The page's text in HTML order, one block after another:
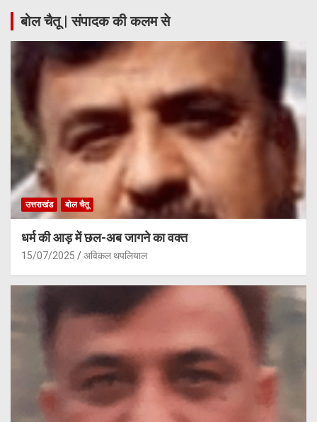
बोल चैतू | संपादक की कलम से
उत्तराखंड बोल चैतू
धर्म की आड़ में छल-अब जागने का वक्त
15/07/2025 अविकल थपलियाल